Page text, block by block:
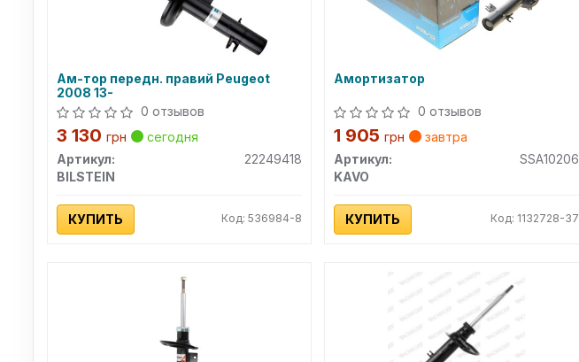
Ам-тор передн. правий Peugeot
2008 13-
0 отзывов
3 130 грн
сегодня
Артикул:
22249418
BILSTEIN
КУПИТЬ Код: 536984-8
Амортизатор
0 отзывов
1 905 грн
завтра
Артикул:
SSA10206
KAVO
КУПИТЬ Код: 1132728-37